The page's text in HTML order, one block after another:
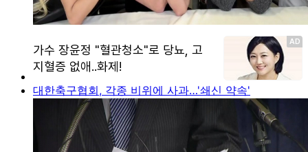
대한축구협회, 각종 비위에 사과…'쇄신 약속'